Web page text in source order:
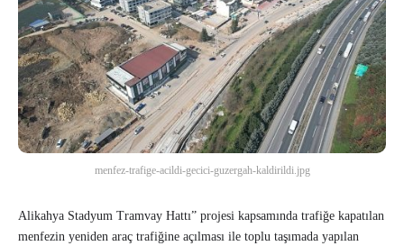
menfez-trafige-acildi-gecici-guzergah-kaldirildi.jpg
Alikahya Stadyum Tramvay Hattı” projesi kapsamında trafiğe kapatılan
menfezin yeniden araç trafiğine açılması ile toplu taşımada yapılan